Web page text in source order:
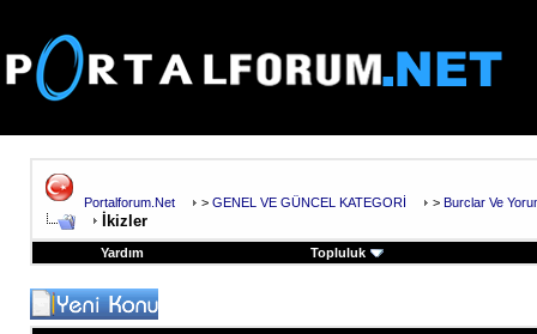
Portalforum.Net > GENEL VE GÜNCEL KATEGORİ > Burclar Ve
İkizler
Yardım Topluluk